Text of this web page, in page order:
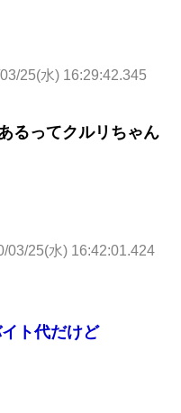
25(水) 16:29:42.345
るってクルリちゃん
03/25(水) 16:42:01.424
ト代だけど